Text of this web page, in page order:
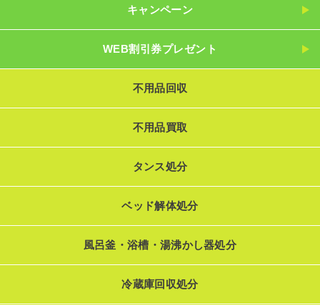
キャンペーン
WEB割引券プレゼント
不用品回収
不用品買取
タンス処分
ベッド解体処分
風呂釜・浴槽・湯沸かし器処分
冷蔵庫回収処分